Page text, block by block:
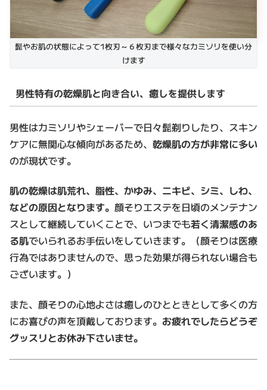
髭やお肌の状態によって1枚刃～６枚刃まで様々なカミソリを使い分
けます
男性特有の乾燥肌と向き合い、癒しを提供します
男性はカミソリやシェーバーで日々髭剃りしたり、スキン
ケアに無関心な傾向があるため、 乾燥肌の方が非常に多い
のが現状です。
肌の乾燥は肌荒れ、脂性、かゆみ、ニキビ、シミ、しわ、
などの原因となります。 顔そりエステを日頃のメンテナン
スとして継続していくことで、いつまでも若く清潔感のあ
る肌でいられるお手伝いをしていきます。（顔そりは医療
行為ではありませんので、思った効果が得られない場合も
ございます。）
また、顔そりの心地よさは癒しのひとときとして多くの方
にお喜びの声を頂戴しております。 お疲れでしたらどうぞ
グッスリとお休み下さいませ。